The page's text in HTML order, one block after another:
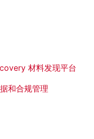
材料发现平台
和合规管理